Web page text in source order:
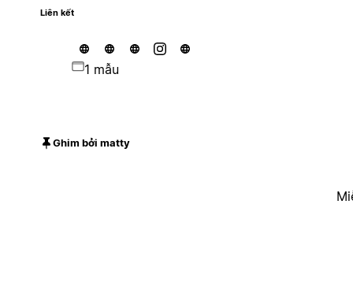
Liên kết
1 mẫu
Ghim bởi matty